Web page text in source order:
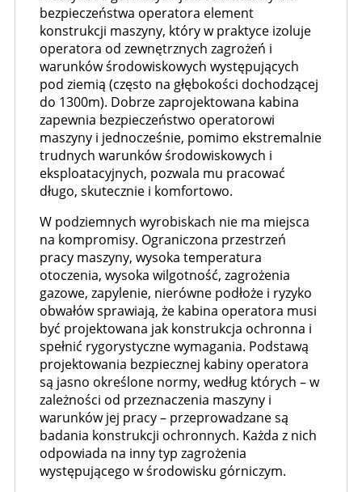
bezpieczeństwa operatora element
konstrukcji maszyny, który w praktyce izoluje
operatora od zewnętrznych zagrożeń i
warunków środowiskowych występujących
pod ziemią (często na głębokości dochodzącej
do 1300m). Dobrze zaprojektowana kabina
zapewnia bezpieczeństwo operatorowi
maszyny i jednocześnie, pomimo ekstremalnie
trudnych warunków środowiskowych i
eksploatacyjnych, pozwala mu pracować
długo, skutecznie i komfortowo.
W podziemnych wyrobiskach nie ma miejsca
na kompromisy. Ograniczona przestrzeń
pracy maszyny, wysoka temperatura
otoczenia, wysoka wilgotność, zagrożenia
gazowe, zapylenie, nierówne podłoże i ryzyko
obwałów sprawiają, że kabina operatora musi
być projektowana jak konstrukcja ochronna i
spełnić rygorystyczne wymagania. Podstawą
projektowania bezpiecznej kabiny operatora
są jasno określone normy, według których – w
zależności od przeznaczenia maszyny i
warunków jej pracy – przeprowadzane są
badania konstrukcji ochronnych. Każda z nich
odpowiada na inny typ zagrożenia
występującego w środowisku górniczym.